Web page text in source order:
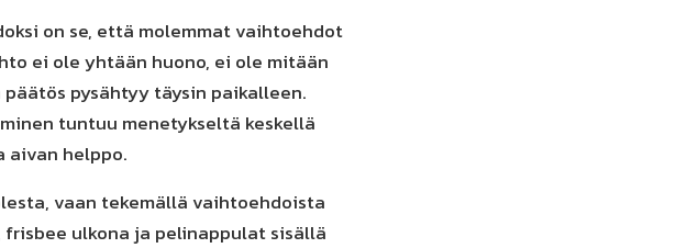
on se, että molemmat vaihtoehdot
ei ole yhtään huono, ei ole mitään
pysähtyy täysin paikalleen.
tuntuu menetykseltä keskellä
aivan helppo.
vaan tekemällä vaihtoehdoista
ulkona ja pelinappulat sisällä